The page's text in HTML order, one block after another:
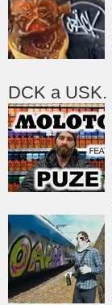
DCK a USK.